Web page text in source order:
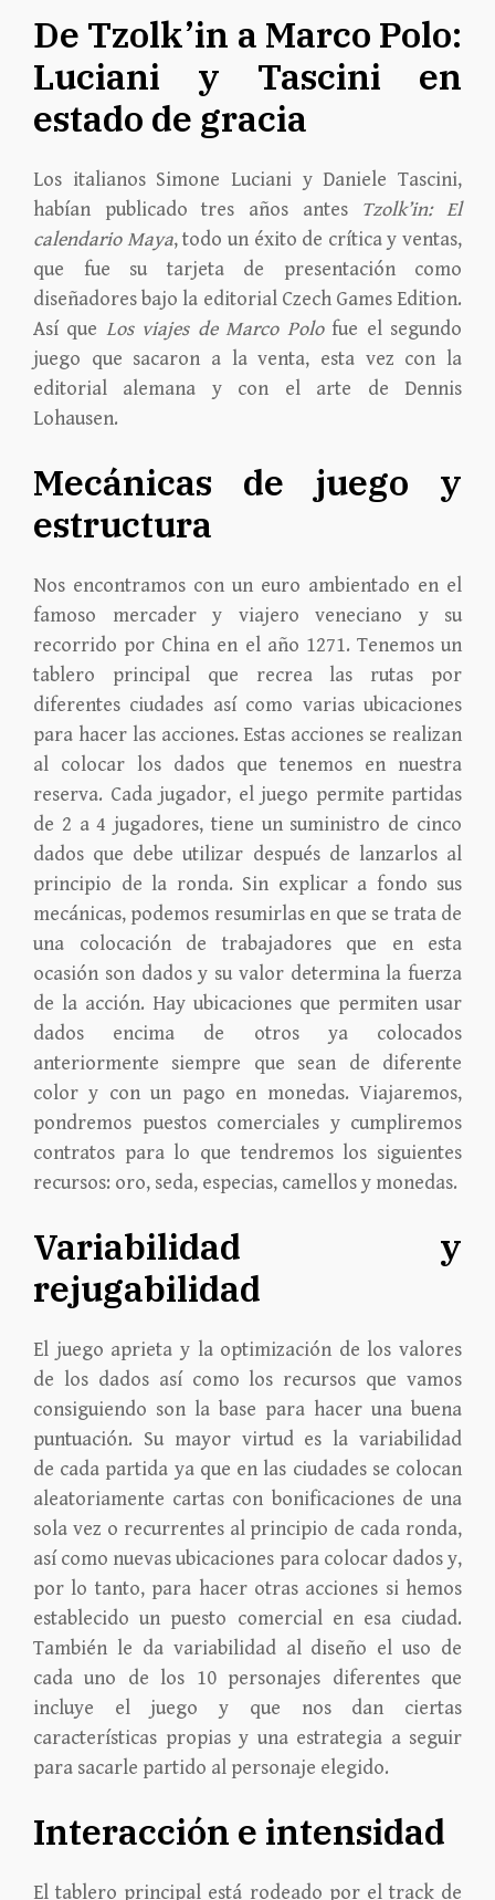
De Tzolk’in a Marco Polo:
Luciani y Tascini en
estado de gracia
Los italianos Simone Luciani y Daniele Tascini,
habían publicado tres años antes Tzolk’in: El
calendario Maya, todo un éxito de crítica y ventas,
que fue su tarjeta de presentación como
diseñadores bajo la editorial Czech Games Edition.
Así que Los viajes de Marco Polofue el segundo
juego que sacaron a la venta, esta vez con la
editorial alemana y con el arte de Dennis
Lohausen.
Mecánicas de juego y
estructura
Nos encontramos con un euro ambientado en el
famoso mercader y viajero veneciano y su
recorrido por China en el año 1271. Tenemos un
tablero principal que recrea las rutas por
diferentes ciudades así como varias ubicaciones
para hacer las acciones. Estas acciones se realizan
al colocar los dados que tenemos en nuestra
reserva. Cada jugador, el juego permite partidas
de 2 a 4 jugadores, tiene un suministro de cinco
dados que debe utilizar después de lanzarlos al
principio de la ronda. Sin explicar a fondo sus
mecánicas, podemos resumirlas en que se trata de
una colocación de trabajadores que en esta
ocasión son dados y su valor determina la fuerza
de la acción. Hay ubicaciones que permiten usar
dados encima de otros ya colocados
anteriormente siempre que sean de diferente
color y con un pago en monedas. Viajaremos,
pondremos puestos comerciales y cumpliremos
contratos para lo que tendremos los siguientes
recursos: oro, seda, especias, camellos y monedas.
Variabilidad y
rejugabilidad
El juego aprieta y la optimización de los valores
de los dados así como los recursos que vamos
consiguiendo son la base para hacer una buena
puntuación. Su mayor virtud es la variabilidad
de cada partida ya que en las ciudades se colocan
aleatoriamente cartas con bonificaciones de una
sola vez o recurrentes al principio de cada ronda,
así como nuevas ubicaciones para colocar dados y,
por lo tanto, para hacer otras acciones si hemos
establecido un puesto comercial en esa ciudad.
También le da variabilidad al diseño el uso de
cada uno de los 10 personajes diferentes que
incluye el juego y que nos dan ciertas
características propias y una estrategia a seguir
para sacarle partido al personaje elegido.
Interacción e intensidad
El tablero principal está rodeado por el track de